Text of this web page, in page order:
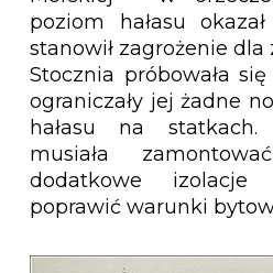
poziom hałasu
stanowił zagrożenie
Stocznia próbowała
ograniczały jej żadne
hałasu na
musiała
dodatkowe izolacje
poprawić warunki